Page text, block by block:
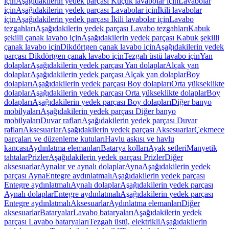
içinAşağıdakilerin yedek parçası Lavabolar içinİkili lavabolar
içinAşağıdakilerin yedek parçası İkili lavabolar içinLavabo
tezgahlarıAşağıdakilerin yedek parçası Lavabo tezgahlarıKabuk
şekilli çanak lavabo içinAşağıdakilerin yedek parçası Kabuk şekilli
çanak lavabo içinDikdörtgen çanak lavabo içinAşağıdakilerin yedek
parçası Dikdörtgen çanak lavabo içinTezgah üstü lavabo içinYan
dolaplarAşağıdakilerin yedek parçası Yan dolaplarAlçak yan
dolaplarAşağıdakilerin yedek parçası Alçak yan dolaplarBoy
dolaplarıAşağıdakilerin yedek parçası Boy dolaplarıOrta yükseklikte
dolaplarAşağıdakilerin yedek parçası Orta yükseklikte dolaplarBoy
dolaplarıAşağıdakilerin yedek parçası Boy dolaplarıDiğer banyo
mobilyalarıAşağıdakilerin yedek parçası Diğer banyo
mobilyalarıDuvar raflarıAşağıdakilerin yedek parçası Duvar
raflarıAksesuarlarAşağıdakilerin yedek parçası AksesuarlarÇekmece
parçaları ve düzenleme kutularıHavlu askısı ve havlu
kancasıAydınlatma elemanlarıBatarya kollarıAyak setleriManyetik
tahtalarPrizlerAşağıdakilerin yedek parçası PrizlerDiğer
aksesuarlarAynalar ve aynalı dolaplarAynaAşağıdakilerin yedek
parçası AynaEntegre aydınlatmalıAşağıdakilerin yedek parçası
Entegre aydınlatmalıAynalı dolaplarAşağıdakilerin yedek parçası
Aynalı dolaplarEntegre aydınlatmalıAşağıdakilerin yedek parçası
Entegre aydınlatmalıAksesuarlarAydınlatma elemanlarıDiğer
aksesuarlarBataryalarLavabo bataryalarıAşağıdakilerin yedek
parçası Lavabo bataryalarıTezgah üstü, elektrikliAşağıdakilerin